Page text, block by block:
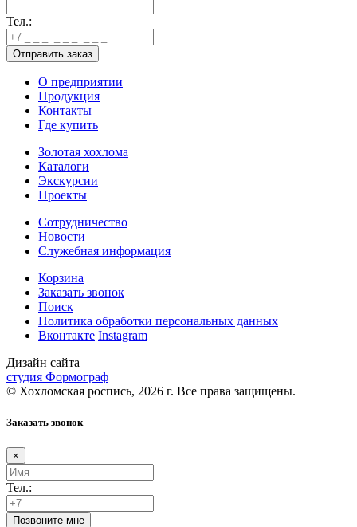
Тел.:
О предприятии
Продукция
Контакты
Где купить
Золотая хохлома
Каталоги
Экскурсии
Проекты
Сотрудничество
Новости
Служебная информация
Корзина
Заказать звонок
Поиск
Политика обработки персональных данных
Вконтакте Instagram
Дизайн сайта —
студия Формограф
© Хохломская роспись, 2026 г. Все права защищены.
Заказать звонок
×
Тел.: